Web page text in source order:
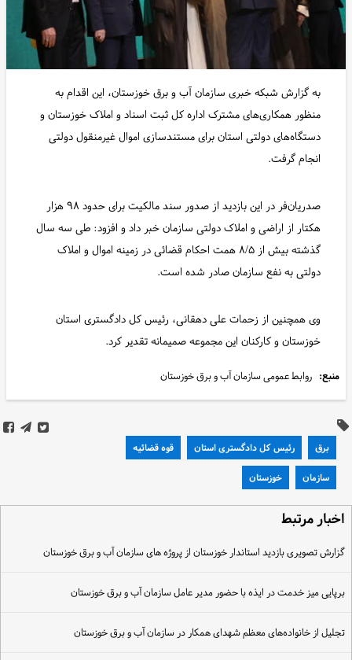
به گزارش شبکه خبری سازمان آب و برق خوزستان، این اقدام به
منظور همکاری‌های مشترک اداره کل ثبت اسناد و املاک خوزستان و
دستگاه‌های دولتی استان برای مستندسازی اموال غیرمنقول دولتی
انجام گرفت.
صدریان‌فر در این بازدید از صدور سند مالکیت برای حدود ۹۸ هزار
هکتار از اراضی و املاک دولتی سازمان خبر داد و افزود: طی سه سال
گذشته بیش از ۸/۵ همت احکام قضائی در زمینه اموال و املاک
دولتی به نفع سازمان صادر شده است.
وی همچنین از زحمات علی دهقانی، رئیس کل دادگستری استان
خوزستان و کارکنان این مجموعه صمیمانه تقدیر کرد.
منبع: روابط عمومی سازمان آب و برق خوزستان
برق رئیس کل دادگستری استان قوه قضائیه
سازمان خوزستان
اخبار مرتبط
گزارش تصویری بازدید استاندار خوزستان از پروژه های سازمان آب و برق خوزستان
برپایی میز خدمت در ایذه با حضور مدیر عامل سازمان آب و برق خوزستان
تجلیل از خانواده‌های معظم شهدای همکار در سازمان آب و برق خوزستان